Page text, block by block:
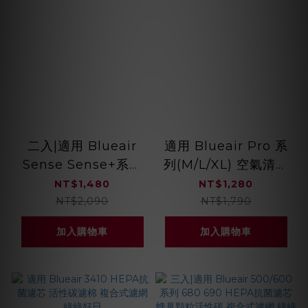
二入|適用 Blueair
Sense Sense+系列
空氣清淨機 HEPA抗
菌濾網 綠綠好日
NT$1,480
NT$2,090
加入購物車
適用 Blueair Pro 系
列(M/L/XL) 空氣清淨
機 HEPA抗菌濾網 活
性碳濾棉 綠綠好日
NT$1,280
NT$1,790
加入購物車